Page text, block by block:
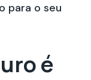
para o seu
é